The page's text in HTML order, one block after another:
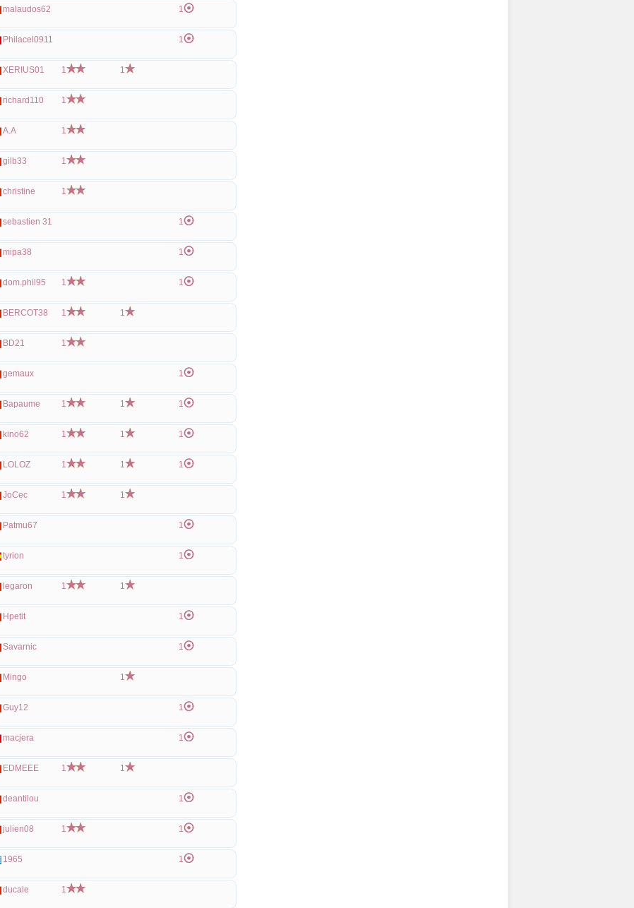
malaudos62 1
Philacel0911 1
XERIUS01 1 1
richard110 1
A.A 1
gilb33 1
christine 1
sebastien 31 1
mipa38 1
dom.phil95 1 1
BERCOT38 1 1
BD21 1
gemaux 1
Bapaume 1 1 1
kino62 1 1 1
LOLOZ 1 1 1
JoCec 1 1
Patmu67 1
tyrion 1
legaron 1 1
Hpetit 1
Savarnic 1
Mingo 1
Guy12 1
macjera 1
EDMEEE 1 1
deantilou 1
julien08 1 1
1965 1
ducale 1